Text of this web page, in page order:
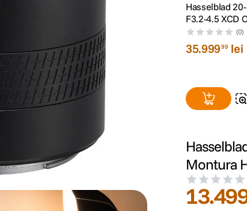
Hasselblad
F3.2-4.5 XCD
Foto
Hasselblad X
(0)
35.99999 lei
Montura
13.